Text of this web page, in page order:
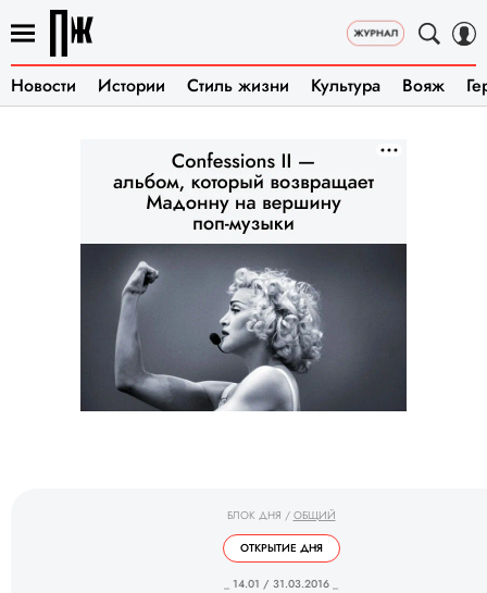
Новости Истории Стиль жизни Культура Вояж
БЛОК ДНЯ / ОБЩИЙ
ОТКРЫТИЕ ДНЯ
_ 14.01 / 31.03.2016 _